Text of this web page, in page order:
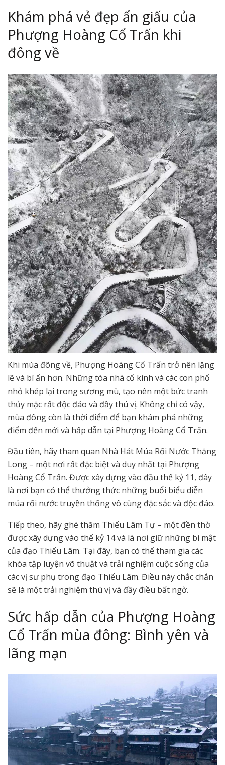
Khám phá vẻ đẹp ẩn giấu của
Phượng Hoàng Cổ Trấn khi
đông về
Khi mùa đông về, Phượng Hoàng Cổ Trấn trở nên lặng
lẽ và bí ẩn hơn. Những tòa nhà cổ kính và các con phố
nhỏ khép lại trong sương mù, tạo nên một bức tranh
thủy mặc rất độc đáo và đầy thú vị. Không chỉ có vậy,
mùa đông còn là thời điểm để bạn khám phá những
điểm đến mới và hấp dẫn tại Phượng Hoàng Cổ Trấn.
Đầu tiên, hãy tham quan Nhà Hát Múa Rối Nước Thăng
Long – một nơi rất đặc biệt và duy nhất tại Phượng
Hoàng Cổ Trấn. Được xây dựng vào đầu thế kỷ 11, đây
là nơi bạn có thể thưởng thức những buổi biểu diễn
múa rối nước truyền thống vô cùng đặc sắc và độc đáo.
Tiếp theo, hãy ghé thăm Thiếu Lâm Tự – một đền thờ
được xây dựng vào thế kỷ 14 và là nơi giữ những bí mật
của đạo Thiếu Lâm. Tại đây, bạn có thể tham gia các
khóa tập luyện võ thuật và trải nghiệm cuộc sống của
các vị sư phụ trong đạo Thiếu Lâm. Điều này chắc chắn
sẽ là một trải nghiệm thú vị và đầy điều bất ngờ.
Sức hấp dẫn của Phượng Hoàng
Cổ Trấn mùa đông: Bình yên và
lãng mạn